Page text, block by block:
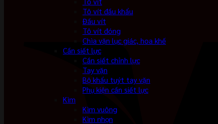
Tô vít đầu khẩu
Đầu vít
Tô vít đóng
Chìa vặn lục giác, hoa khế
Cần siết lực
Cần siết chỉnh lực
Tay vặn
Bộ khẩu tuýt tay vặn
Phụ kiện cần siết lực
Kìm
Kìm vuông
Kìm nhọn